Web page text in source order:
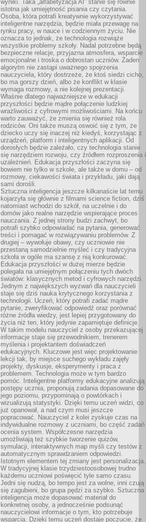
wyniki. Taka „alfabetyzacja AI” stanie się równie
istotna jak umiejętność pisania czy czytania.
Osoba, która potrafi kreatywnie wykorzystywać
inteligentne narzędzia, będzie miała przewagę na
rynku pracy, w nauce i w codziennym życiu. Nie
oznacza to jednak, że technologia rozwiąże
wszystkie problemy szkoły. Nadal potrzebne będą
bezpieczne relacje, przyjazna atmosfera, wsparcie
emocjonalne i troska o dobrostan uczniów. Żaden
algorytm nie zastąpi uważnego spojrzenia
nauczyciela, który dostrzeże, że ktoś siedzi cicho,
bo ma gorszy dzień, albo że konflikt w klasie
wymaga rozmowy, a nie kolejnej prezentacji.
Właśnie dlatego najważniejsze w edukacji
przyszłości będzie mądre połączenie ludzkiej
wrażliwości z cyfrowymi możliwościami. Na końcu
warto zauważyć, że zmienia się również rola
rodziców. Oni także muszą oswoić się z tym, że
dziecko uczy się inaczej niż kiedyś, korzystając z
urządzeń, platform i inteligentnych aplikacji. Od
dorosłych będzie zależało, czy technologia stanie
się narzędziem rozwoju, czy źródłem rozproszenia i
uzależnień. Edukacja przyszłości zaczyna się
bowiem nie tylko w szkole, ale także w domu – od
rozmowy, ciekawości świata i przykładu, jaki dają
sami dorośli.
Sztuczna inteligencja jeszcze kilkanaście lat temu
kojarzyła się głównie z filmami science fiction, dziś
natomiast wchodzi do szkół, na uczelnie i do
domów jako realne narzędzie wspierające proces
nauczania. Z jednej strony budzi zachwyt, bo
potrafi szybko odpowiadać na pytania, generować
treści i pomagać w rozwiązywaniu problemów. Z
drugiej – wywołuje obawy, czy uczniowie nie
przestaną samodzielnie myśleć i czy tradycyjna
szkoła w ogóle ma szansę z nią konkurować.
Edukacja przyszłości w dużej mierze będzie
polegała na umiejętnym połączeniu tych dwóch
światów: klasycznych metod i cyfrowych narzędzi.
Jednym z największych wyzwań dla nauczycieli
staje się dziś nauka krytycznego korzystania z
technologii. Uczeń, który potrafi zadać mądre
pytanie, zweryfikować odpowiedź oraz porównać
różne źródła wiedzy, jest lepiej przygotowany do
życia niż ten, który jedynie zapamiętuje definicje.
W takim modelu nauczyciel z osoby przekazującej
informacje staje się przewodnikiem, trenerem
myślenia i projektantem doświadczeń
edukacyjnych. Kluczowe jest więc projektowanie
lekcji tak, by miejsce suchego wykładu zajęły
projekty, dyskusje, eksperymenty i praca z
problemem. Technologia może w tym bardzo
pomóc. Inteligentne platformy edukacyjne analizują
postępy ucznia, proponują zadania dopasowane do
jego poziomu, przypominają o powtórkach i
wizualizują statystyki. Dzięki temu uczeń widzi, co
już opanował, a nad czym musi jeszcze
popracować. Nauczyciel z kolei zyskuje czas na
indywidualne rozmowy z uczniami, bo część zadań
ocenia system. Współczesne narzędzia
umożliwiają też szybkie tworzenie quizów,
symulacji, interaktywnych map myśli czy testów z
automatycznym sprawdzaniem odpowiedzi.
Istotnym elementem tej zmiany jest personalizacja.
W tradycyjnej klasie trzydziestoosobowej trudno
każdemu uczniowi poświęcić tyle samo czasu.
Jedni się nudzą, bo tempo jest za wolne, inni czują
się zagubieni, bo grupa pędzi za szybko. Sztuczna
inteligencja może dopasować materiał do
konkretnej osoby, a jednocześnie podsunąć
nauczycielowi informacje o tym, kto potrzebuje
wsparcia. Dzięki temu uczeń dostaje poczucie, że